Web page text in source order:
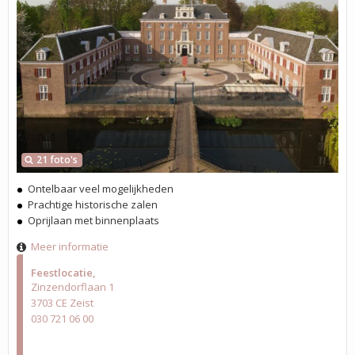
Feestlocatie
Zinzendorflaan 1
3703 CE Zeist
030 721 06 00
21 foto's
Ontelbaar veel mogelijkheden
Prachtige historische zalen
Oprijlaan met binnenplaats
Meer informatie